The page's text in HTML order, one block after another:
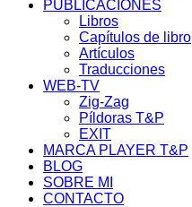
PUBLICACIONES
Libros
Capítulos de libro
Artículos
Traducciones
WEB-TV
Zig-Zag
Píldoras T&P
EXIT
MARCA PLAYER T&P
BLOG
SOBRE MI
CONTACTO